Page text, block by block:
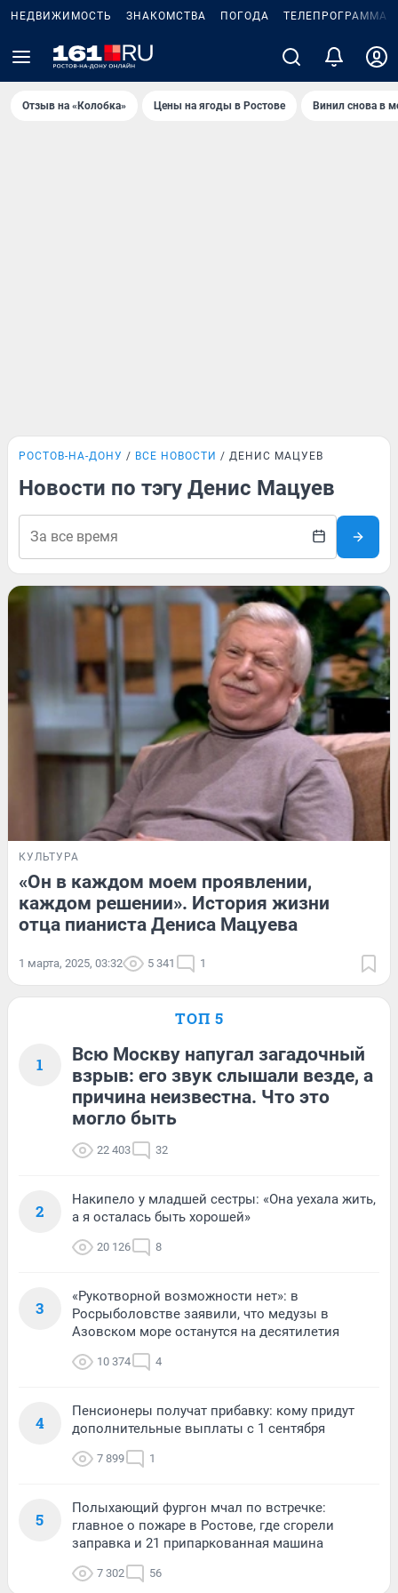
НЕДВИЖИМОСТЬ ЗНАКОМСТВА ПОГОДА ТЕЛЕПРОГРАММА
Отзыв на «Колобка» Цены на ягоды в Ростове Винил снова в
РОСТОВ-НА-ДОНУ ВСЕ НОВОСТИ ДЕНИС МАЦУЕВ
Новости по тэгу Денис Мацуев
КУЛЬТУРА
«Он в каждом моем проявлении,
каждом решении». История жизни
отца пианиста Дениса Мацуева
1 марта, 2025, 03:32 5 341 1
ТОП 5
1
Всю Москву напугал загадочный
взрыв: его звук слышали везде, а
причина неизвестна. Что это
могло быть
22 403 32
2
Накипело у младшей сестры: «Она уехала жить,
а я осталась быть хорошей»
20 126 8
3
«Рукотворной возможности нет»: в
Росрыболовстве заявили, что медузы в
Азовском море останутся на десятилетия
10 374 4
4
Пенсионеры получат прибавку: кому придут
дополнительные выплаты с 1 сентября
7 899 1
5
Полыхающий фургон мчал по встречке:
главное о пожаре в Ростове, где сгорели
заправка и 21 припаркованная машина
7 302 56